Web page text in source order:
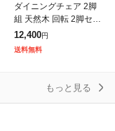
ダイニングチェア 2脚
組 天然木 回転 2脚セッ
ト シンプル 回転椅子
キッチン 椅子 チェアー
スツール 木製 木製椅子
12,400円
送料無料
もっと見る